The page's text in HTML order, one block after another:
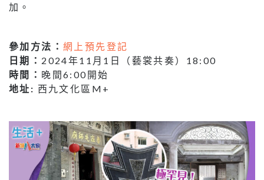
加。
參加方法： 網上預先登記
日期： 2024年11月1日（藝裳共奏）18:00
時間： 晚間6:00開始
地址: 西九文化區M+